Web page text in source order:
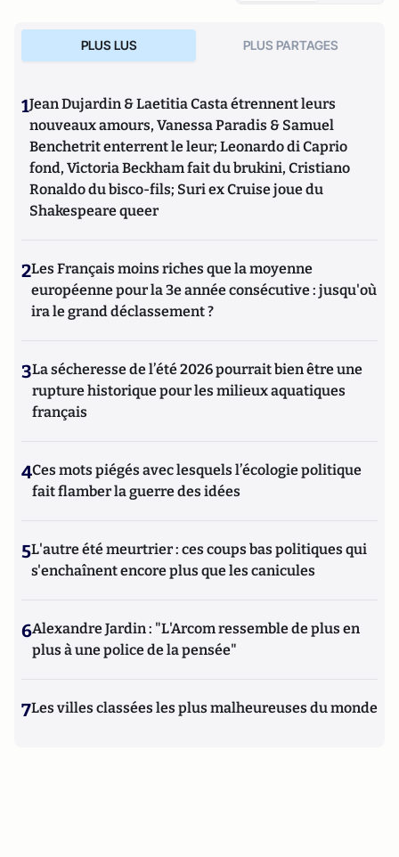
PLUS LUS PLUS PARTAGES
1Jean Dujardin & Laetitia Casta étrennent leurs
nouveaux amours, Vanessa Paradis & Samuel
Benchetrit enterrent le leur; Leonardo di Caprio
fond, Victoria Beckham fait du brukini, Cristiano
Ronaldo du bisco-fils; Suri ex Cruise joue du
Shakespeare queer
2Les Français moins riches que la moyenne
européenne pour la 3e année consécutive : jusqu'où
ira le grand déclassement ?
3La sécheresse de l’été 2026 pourrait bien être une
rupture historique pour les milieux aquatiques
français
4Ces mots piégés avec lesquels l’écologie politique
fait flamber la guerre des idées
5L'autre été meurtrier : ces coups bas politiques qui
s'enchaînent encore plus que les canicules
6Alexandre Jardin : "L'Arcom ressemble de plus en
plus à une police de la pensée"
7Les villes classées les plus malheureuses du monde